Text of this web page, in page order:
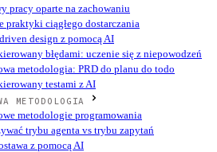
pracy oparte na zachowaniu
praktyki ciągłego dostarczania
design z pomocą AI
błędami: uczenie się z niepowodzeń
metodologia: PRD do planu do todo
testami z AI
METODOLOGIA
metodologie programowania
trybu agenta vs trybu zapytań
z pomocą AI